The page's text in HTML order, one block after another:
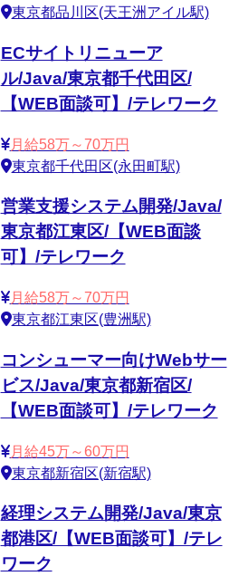
東京都品川区(天王洲アイル駅)
ECサイトリニューア
ル/Java/東京都千代田区/
【WEB面談可】/テレワーク
月給58万～70万円
東京都千代田区(永田町駅)
営業支援システム開発/Java/
東京都江東区/【WEB面談
可】/テレワーク
月給58万～70万円
東京都江東区(豊洲駅)
コンシューマー向けWebサー
ビス/Java/東京都新宿区/
【WEB面談可】/テレワーク
月給45万～60万円
東京都新宿区(新宿駅)
経理システム開発/Java/東京
都港区/【WEB面談可】/テレ
ワーク